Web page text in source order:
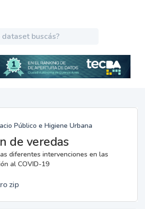
Público e Higiene Urbana
de veredas
diferentes intervenciones en las
al COVID-19
zip